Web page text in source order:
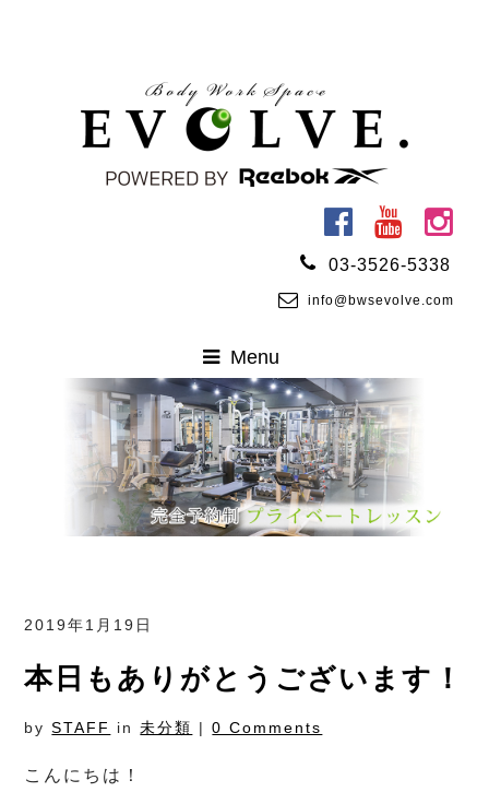
03-3526-5338
info@bwsevolve.com
2019年1月19日
本日もありがとうございます！
bySTAFF in未分類 |0 Comments
こんにちは！